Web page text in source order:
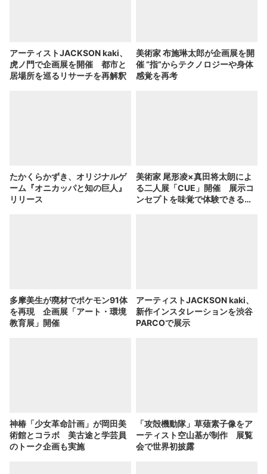
アーティストJACKSON kaki、
虎ノ門で企画展を開催 都市と
居場所を巡るリサーチを再解釈
美術家 布施琳太郎が企画展を開
催 “指”からテクノロジーや身体
感覚を再考
たかくらかずき、オリジナルゲ
ーム『オニカッパと知の巨人』
リリース
美術家 尾形凌×真田将太朗によ
る二人展「CUE」開催 展示コ
ンセプトを味覚で体験できるワ
多摩美生が廃材でポケモン91体
を再現 企画展「アート・環境
教育展」開催
アーティストJACKSON kaki、
新作インスタレーションを渋谷
PARCOで展示
神椿「少女革命計画」が岡田美
術館とコラボ 美古途と学芸員
のトーク企画も実施
「攻殻機動隊」草薙素子像をア
ーティスト空山基が制作 展覧
会で世界初披露